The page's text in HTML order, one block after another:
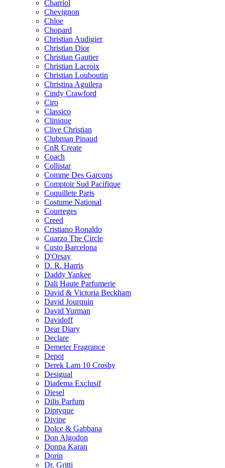
Charriol
Chevignon
Chloe
Chopard
Christian Audigier
Christian Dior
Christian Gautier
Christian Lacroix
Christian Louboutin
Christina Aguilera
Cindy Crawford
Ciro
Classico
Clinique
Clive Christian
Clubman Pinaud
CnR Create
Coach
Collistar
Comme Des Garcons
Comptoir Sud Pacifique
Coquillete Paris
Costume National
Courreges
Creed
Cristiano Ronaldo
Cuarzo The Circle
Custo Barcelona
D'Orsay
D. R. Harris
Daddy Yankee
Dali Haute Parfumerie
David & Victoria Beckham
David Jourquin
David Yurman
Davidoff
Dear Diary
Declare
Demeter Fragrance
Depot
Derek Lam 10 Crosby
Desigual
Diadema Exclusif
Diesel
Dilis Parfum
Diptyque
Divine
Dolce & Gabbana
Don Algodon
Donna Karan
Dorin
Dr. Gritti